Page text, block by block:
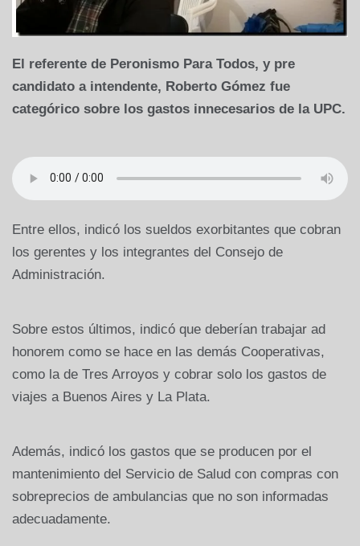
El referente de Peronismo Para Todos, y pre
candidato a intendente, Roberto Gómez fue
categórico sobre los gastos innecesarios de la UPC.
Entre ellos, indicó los sueldos exorbitantes que cobran
los gerentes y los integrantes del Consejo de
Administración.
Sobre estos últimos, indicó que deberían trabajar ad
honorem como se hace en las demás Cooperativas,
como la de Tres Arroyos y cobrar solo los gastos de
viajes a Buenos Aires y La Plata.
Además, indicó los gastos que se producen por el
mantenimiento del Servicio de Salud con compras con
sobreprecios de ambulancias que no son informadas
adecuadamente.